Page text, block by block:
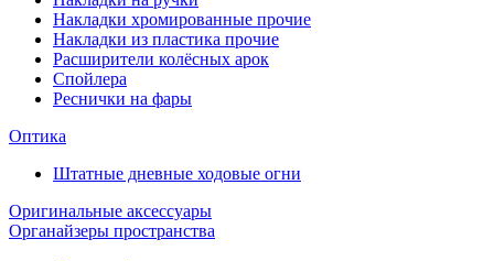
Накладки хромированные прочие
Накладки из пластика прочие
Расширители колёсных арок
Спойлера
Реснички на фары
Оптика
Штатные дневные ходовые огни
Оригинальные аксессуары
Органайзеры пространства